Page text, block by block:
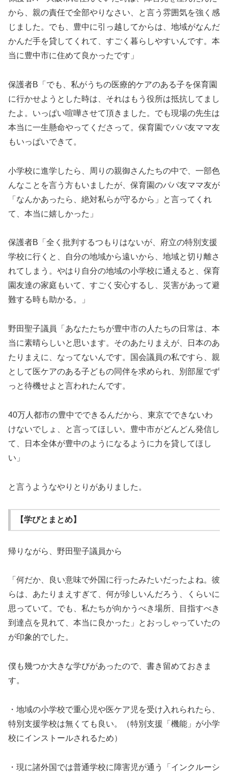
から、親の責任で全部やりなさい、と言う雰囲気を強く感
じました。でも、豊中に引っ越してからは、地域がなんだ
かんだ手を貸してくれて、すごく暮らしやすいんです。本
当に豊中市に住めて良かったです」
保護者B「でも、私がうちの医療的ケアのある子を保育園
に行かせようとした時は、それはもう役所は抵抗してまし
たよ。いっぱい喧嘩させて頂きました。でも現場の先生は
本当に一生懸命やってくださって。保育園でパパ友ママ友
もいっぱいできて。
小学校に進学したら、周りの親御さんたちの中で、一部色
んなことを言う方もいましたが、保育園のパパ友ママ友が
「なんかあったら、絶対私らが守るから」と言ってくれ
て、本当に嬉しかった」
保護者B「全く批判するつもりはないが、府立の特別支援
学校に行くと、自分の地域から遠いから、地域と切り離さ
れてしまう。やはり自分の地域の小学校に通えると、保育
園友達の家庭もいて、すごく安心するし、災害があって避
難する時も助かる。」
野田聖子議員「あなたたちが豊中市の人たちの日常は、本
当に素晴らしいと思います。そのあたりまえが、日本のあ
たりまえに、なってないんです。国会議員の私ですら、親
として医ケアのある子どもの同伴を求められ、別部屋でず
っと待機せよと言われたんです。
40万人都市の豊中でできるんだから、東京でできないわ
けないでしょ、と言ってほしい。豊中市がどんどん発信し
て、日本全体が豊中のようになるように力を貸してほし
い」
と言うようなやりとりがありました。
【学びとまとめ】
帰りながら、野田聖子議員から
「何だか、良い意味で外国に行ったみたいだったよね。彼
らは、あたりまえすぎて、何が珍しいんだろう、くらいに
思っていて。でも、私たちが向かうべき場所、目指すべき
到達点を見れて、本当に良かった」とおっしゃっていたの
が印象的でした。
僕も幾つか大きな学びがあったので、書き留めておきま
す。
・地域の小学校で重心児や医ケア児を受け入れられたら、
特別支援学校は無くても良い。（特別支援「機能」が小学
校にインストールされるため）
・現に諸外国では普通学校に障害児が通う「インクルーシ